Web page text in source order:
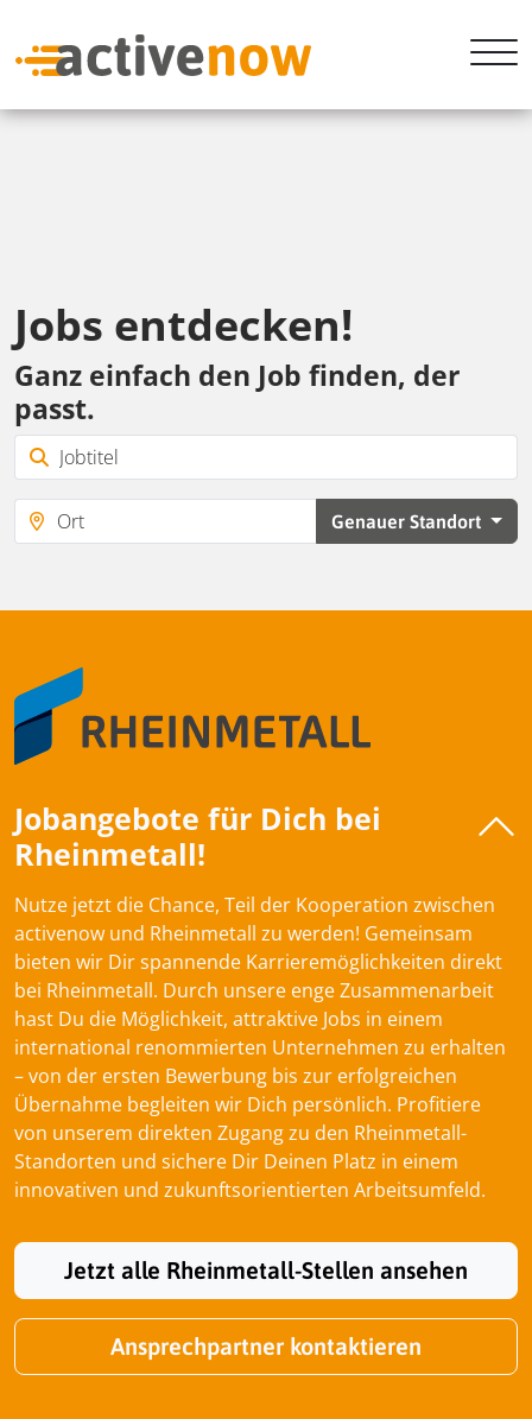
Jobs entdecken!
Ganz einfach den Job finden, der
passt.
Genauer Standort
Jobangebote für Dich bei
Rheinmetall!
Nutze jetzt die Chance, Teil der Kooperation zwischen
activenow und Rheinmetall zu werden! Gemeinsam
bieten wir Dir spannende Karrieremöglichkeiten direkt
bei Rheinmetall. Durch unsere enge Zusammenarbeit
hast Du die Möglichkeit, attraktive Jobs in einem
international renommierten Unternehmen zu erhalten
– von der ersten Bewerbung bis zur erfolgreichen
Übernahme begleiten wir Dich persönlich. Profitiere
von unserem direkten Zugang zu den Rheinmetall-
Standorten und sichere Dir Deinen Platz in einem
innovativen und zukunftsorientierten Arbeitsumfeld.
Jetzt alle Rheinmetall-Stellen ansehen
Ansprechpartner kontaktieren